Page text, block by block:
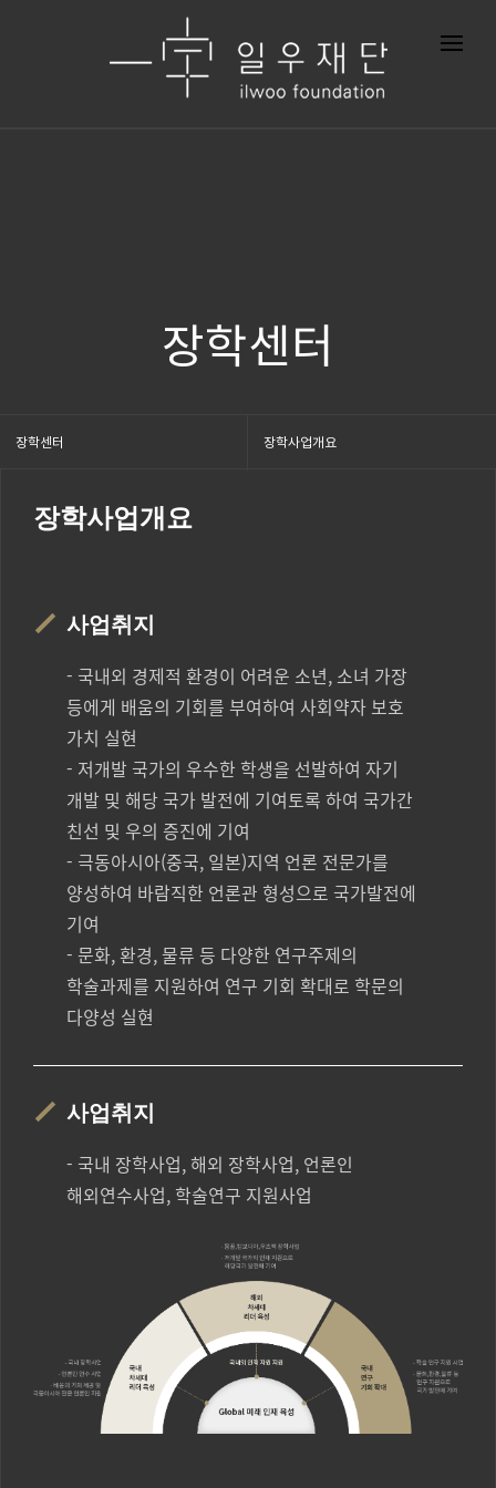
장학센터
장학센터 장학사업개요
장학사업개요
사업취지
- 국내외 경제적 환경이 어려운 소년, 소녀 가장
등에게 배움의 기회를 부여하여 사회약자 보호
가치 실현
- 저개발 국가의 우수한 학생을 선발하여 자기
개발 및 해당 국가 발전에 기여토록 하여 국가간
친선 및 우의 증진에 기여
- 극동아시아(중국, 일본)지역 언론 전문가를
양성하여 바람직한 언론관 형성으로 국가발전에
기여
- 문화, 환경, 물류 등 다양한 연구주제의
학술과제를 지원하여 연구 기회 확대로 학문의
다양성 실현
사업취지
- 국내 장학사업, 해외 장학사업, 언론인
해외연수사업, 학술연구 지원사업